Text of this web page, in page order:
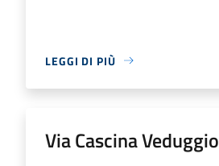
LEGGI DI PIÙ
Via Cascina Veduggio